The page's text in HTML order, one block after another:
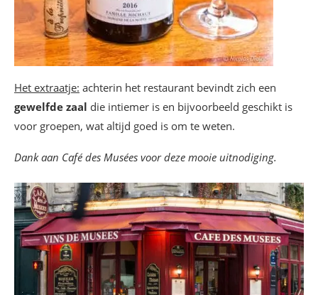
Het extraatje: achterin het restaurant bevindt zich een
gewelfde zaal die intiemer is en bijvoorbeeld geschikt is
voor groepen, wat altijd goed is om te weten.
Dank aan Café des Musées voor deze mooie uitnodiging.